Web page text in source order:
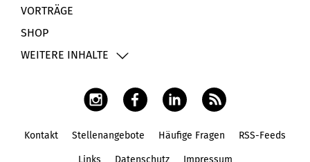
VORTRÄGE
SHOP
WEITERE INHALTE
Kontakt Stellenangebote Häufige Fragen RSS-Feeds